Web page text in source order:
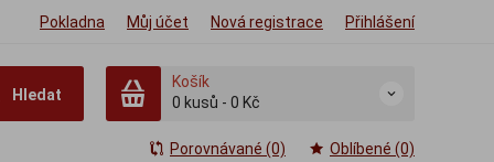
Pokladna Můj účet Nová registrace Přihlášení
Hledat
Košík
0 kusů - 0 Kč
Porovnávané (0) Oblíbené (0)